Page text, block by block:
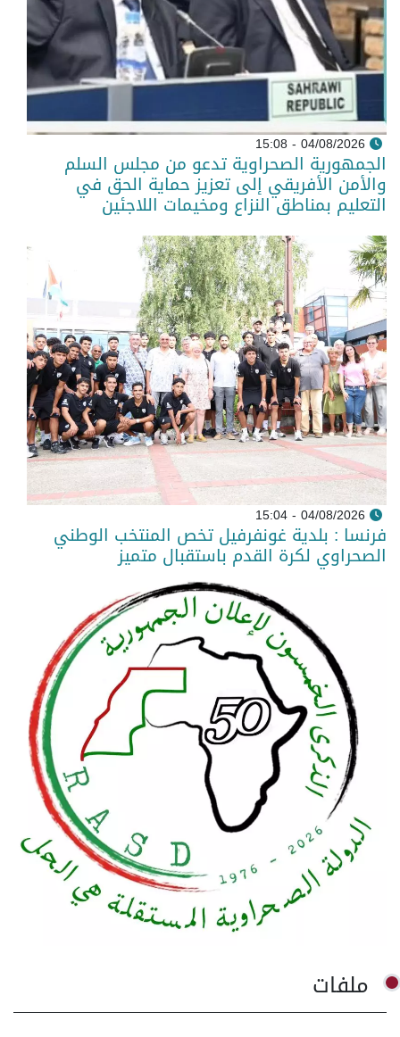
04/08/2026 - 15:08
الجمهورية الصحراوية تدعو من مجلس السلم
والأمن الأفريقي إلى تعزيز حماية الحق في
التعليم بمناطق النزاع ومخيمات اللاجئين
04/08/2026 - 15:04
فرنسا : بلدية غونفرفيل تخص المنتخب الوطني
الصحراوي لكرة القدم باستقبال متميز
ملفات